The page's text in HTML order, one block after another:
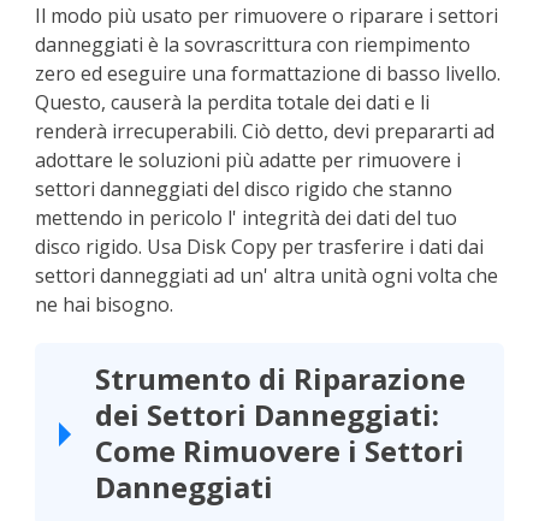
Il modo più usato per rimuovere o riparare i settori
danneggiati è la sovrascrittura con riempimento
zero ed eseguire una formattazione di basso livello.
Questo, causerà la perdita totale dei dati e li
renderà irrecuperabili. Ciò detto, devi prepararti ad
adottare le soluzioni più adatte per rimuovere i
settori danneggiati del disco rigido che stanno
mettendo in pericolo l' integrità dei dati del tuo
disco rigido. Usa Disk Copy per trasferire i dati dai
settori danneggiati ad un' altra unità ogni volta che
ne hai bisogno.
Strumento di Riparazione
dei Settori Danneggiati:
Come Rimuovere i Settori
Danneggiati